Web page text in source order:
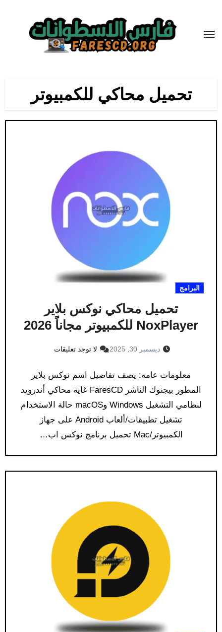
المحتوى
تحميل محاكي للكمبيوتر
البرامج
تحميل محاكي نوكس بلاير
NoxPlayer للكمبيوتر مجاناً 2026
ديسمبر 30, 2025 لا توجد تعليقات
معلومات عامة: يصف تفاصيل اسم نوكس بلاير
المطور بيجنوك الناشر FaresCD غاية محاكي أندرويد
لنظامي التشغيل Windows وmacOS حالة الاستخدام
تشغيل تطبيقات/ألعاب Android على جهاز
الكمبيوتر/Mac تحميل برنامج نوكس اب…